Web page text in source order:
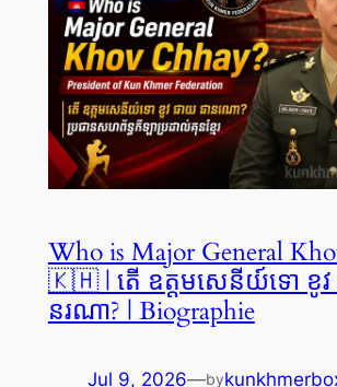
Who is Major General
🇰🇭 | តើ ឧត្តមសេនីយ៍ទោ ខូវ
នរណា? | Biographie
Jul 9, 2026—by